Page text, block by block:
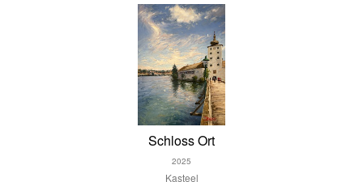
Schloss Ort
2025
Kasteel